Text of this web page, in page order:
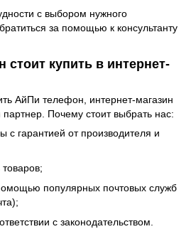
с выбором нужного
за помощью к консультанту
стоит купить в интернет-
АйПи телефон, интернет-магазин
Почему стоит выбрать нас:
с гарантией от производителя и
популярных почтовых служб
с законодательством.